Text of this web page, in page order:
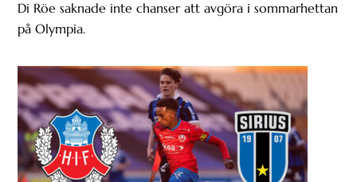
Di Röe saknade inte chanser att avgöra i sommarhettan
på Olympia.